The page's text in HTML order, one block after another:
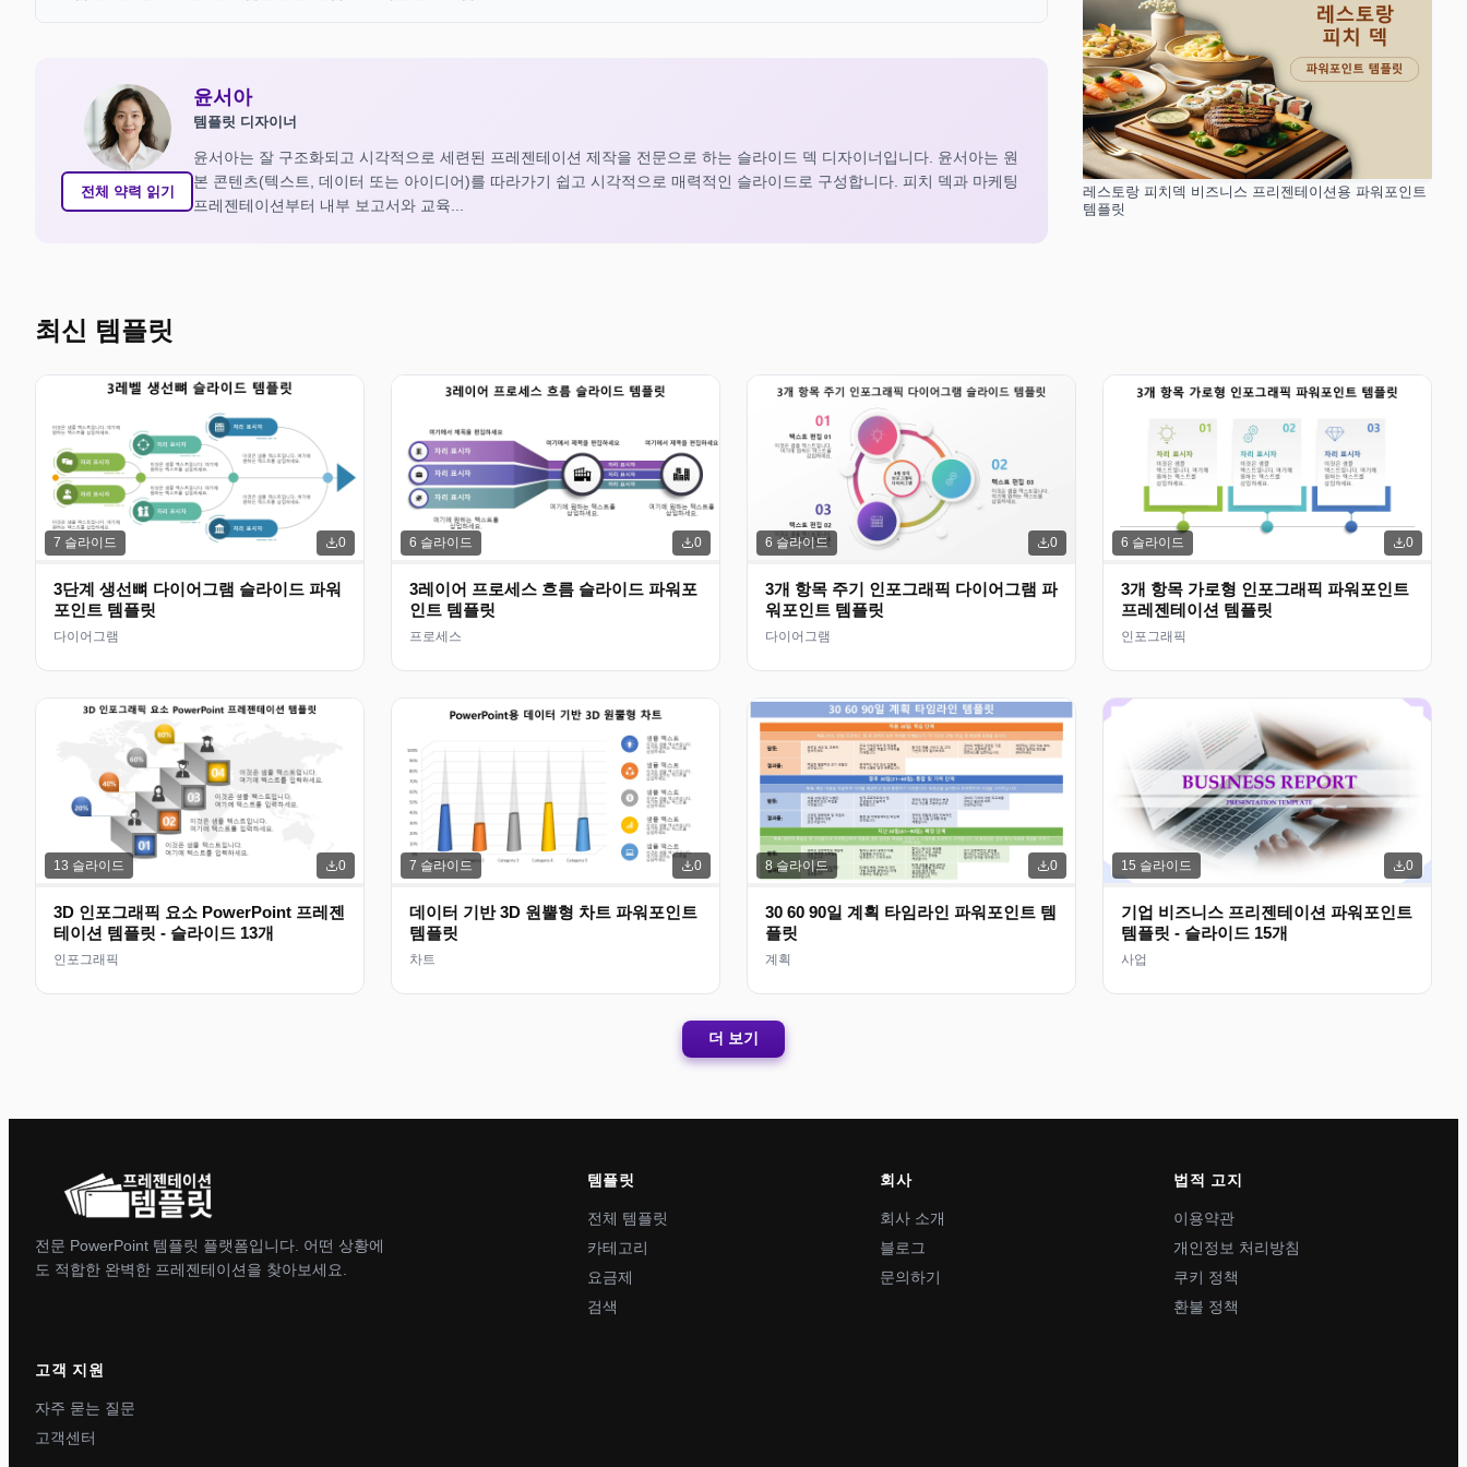
전체 약력 읽기
윤서아
템플릿 디자이너
윤서아는 잘 구조화되고 시각적으로 세련된 프레젠테이션 제작을 전문으로 하는 슬라이드 덱 디자이너입니다. 윤서아는 원
본 콘텐츠(텍스트, 데이터 또는 아이디어)를 따라가기 쉽고 시각적으로 매력적인 슬라이드로 구성합니다. 피치 덱과 마케팅
프레젠테이션부터 내부 보고서와 교육...
레스토랑 피치덱 비즈니스 프리젠테이션용 파워포인트
템플릿
최신 템플릿
7 슬라이드 0
3단계 생선뼈 다이어그램 슬라이드 파워
포인트 템플릿
다이어그램
6 슬라이드 0
3레이어 프로세스 흐름 슬라이드 파워포
인트 템플릿
프로세스
6 슬라이드 0
3개 항목 주기 인포그래픽 다이어그램 파
워포인트 템플릿
다이어그램
6 슬라이드 0
3개 항목 가로형 인포그래픽 파워포인트
프레젠테이션 템플릿
인포그래픽
13 슬라이드 0
3D 인포그래픽 요소 PowerPoint 프레젠
테이션 템플릿 - 슬라이드 13개
인포그래픽
7 슬라이드 0
데이터 기반 3D 원뿔형 차트 파워포인트
템플릿
차트
8 슬라이드 0
30 60 90일 계획 타임라인 파워포인트 템
플릿
계획
15 슬라이드 0
기업 비즈니스 프리젠테이션 파워포인트
템플릿 - 슬라이드 15개
사업
더 보기
전문 PowerPoint 템플릿 플랫폼입니다. 어떤 상황에
도 적합한 완벽한 프레젠테이션을 찾아보세요.
템플릿
전체 템플릿
카테고리
요금제
검색
회사
회사 소개
블로그
문의하기
법적 고지
이용약관
개인정보 처리방침
쿠키 정책
환불 정책
고객 지원
자주 묻는 질문
고객센터